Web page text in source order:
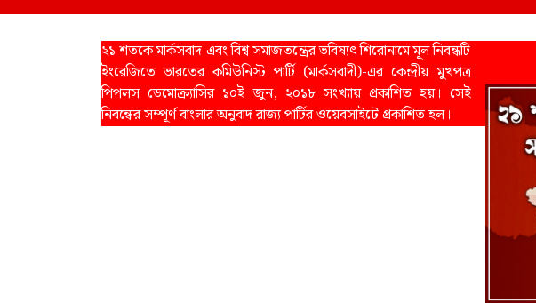
২১ শতকে মার্কসবাদ এবং বিশ্ব সমাজতন্ত্রের ভবিষ্যৎ শিরোনামে মূল নিবন্ধটি
ইংরেজিতে ভারতের কমিউনিস্ট পার্টি (মার্কসবাদী)-এর কেন্দ্রীয় মুখপত্র
পিপলস ডেমোক্র্যাসির ১০ই জুন, ২০১৮ সংখ্যায় প্রকাশিত হয়। সেই
নিবন্ধের সম্পূর্ণ বাংলার অনুবাদ রাজ্য পার্টির ওয়েবসাইটে প্রকাশিত হল।